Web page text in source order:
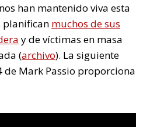
han mantenido viva esta
planifican muchos de sus
y de víctimas en masa
(archivo). La siguiente
de Mark Passio proporciona